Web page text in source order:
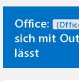
Office:
sich mit
lässt